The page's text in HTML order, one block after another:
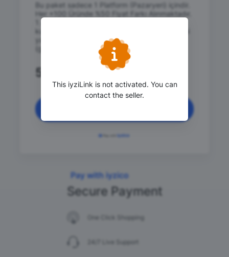
Bu paket sadece 1 Platform (Pazaryeri) içindir.
Her +100 Üründe %50 Fiyat Farkı Alınmaktadır.
1 Adet dilediğiniz pazaryerine mağaza
kurulumu. +100 adet'e kadar ürün yüklemesini
yapmak. Kargoya sistemini kontrol etmek
(giden, kalan v.b.) Satışları arttırm
500
Pay with iyzico
Secure Payment
One Click Shopping
This iyziLink is not activated. You can
contact the seller.